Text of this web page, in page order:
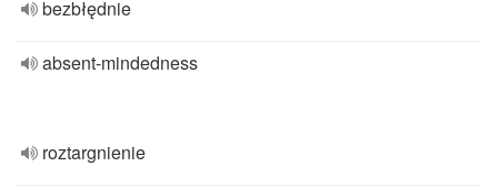
bezbłędnie
absent-mindedness
roztargnienie